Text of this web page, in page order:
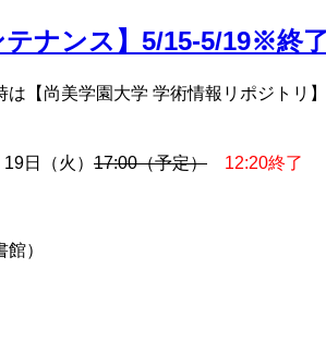
テナンス】5/15-5/19※終了
【尚美学園大学 学術情報リポジトリ
日（火） 17:00（予定） 12:20終了
）